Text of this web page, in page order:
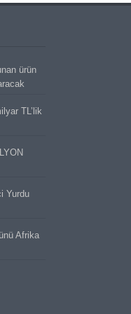
ürün
TL’lik
Yurdu
Afrika